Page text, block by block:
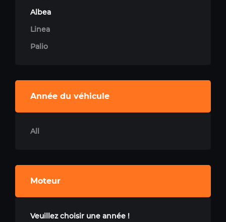
Albea
Linea
Palio
Année du véhicule
All
Moteur
Veuillez choisir une année !